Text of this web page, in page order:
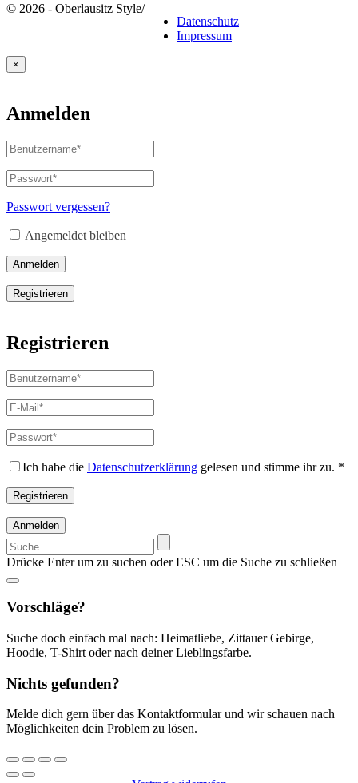
© 2026 - Oberlausitz Style/
Datenschutz
Impressum
×
Anmelden
Benutzername
oder
E-
Mail-
Adresse*
Passwort*
Erforderlich
Passwort vergessen?
Angemeldet bleiben
Anmelden
Registrieren
Registrieren
Benutzername
Erforderlich
E-
Mail-
Adresse*
Erforderlich
Passwort*
Erforderlich
Ich habe die Datenschutzerklärung gelesen und stimme ihr zu. *
Registrieren
Anmelden
Suchen
nach:
Drücke Enter um zu suchen oder ESC um die Suche zu schließen
Vorschläge?
Suche doch einfach mal nach: Heimatliebe, Zittauer Gebirge,
Hoodie, T-Shirt oder nach deiner Lieblingsfarbe.
Nichts gefunden?
Melde dich gern über das Kontaktformular und wir schauen nach
Möglichkeiten dein Problem zu lösen.